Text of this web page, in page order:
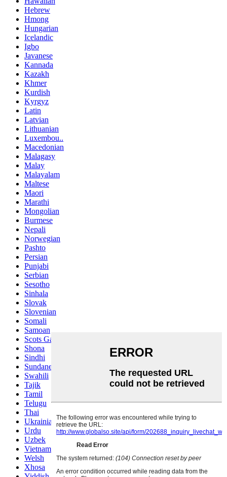
Hebrew
Hmong
Hungarian
Icelandic
Igbo
Javanese
Kannada
Kazakh
Khmer
Kurdish
Kyrgyz
Latin
Latvian
Lithuanian
Luxembou..
Macedonian
Malagasy
Malay
Malayalam
Maltese
Maori
Marathi
Mongolian
Burmese
Nepali
Norwegian
Pashto
Persian
Punjabi
Serbian
Sesotho
Sinhala
Slovak
Slovenian
Somali
Samoan
Scots Gaelic
Shona
Sindhi
Sundanese
Swahili
Tajik
Tamil
Telugu
Thai
Ukrainian
Urdu
Uzbek
Vietnamese
Welsh
Xhosa